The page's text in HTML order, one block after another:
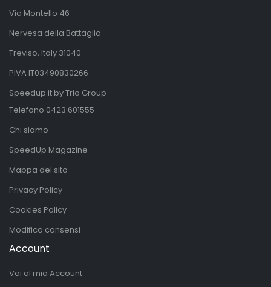
Via Montello 46
Nervesa della Battaglia
Treviso, Italy 31040
PIVA IT03490830266
Speedup.it by Trio Group
Telefono 0423.601555
Chi siamo
SpeedUp Magazine
Mappa del sito
Privacy Policy
Cookies Policy
Modifica consensi
Account
Vai al mio Account